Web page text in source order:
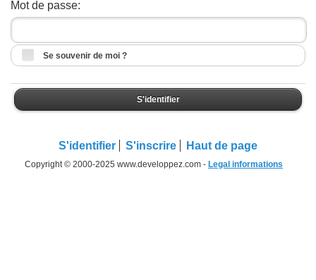
Mot de passe:
Se souvenir de moi ?
S'identifier
S'identifier S'inscrire Haut de page
Copyright © 2000-2025 www.developpez.com - Legal informations